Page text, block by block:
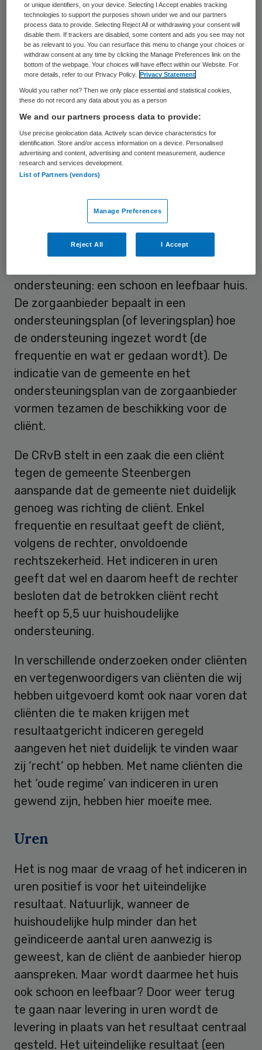
dat het toekennen van een aantal uren niet
betekent dat een client automatisch
geholpen is met zijn/haar probleem.
Gemeenten dienen, ongeacht de wijze van
indiceren of inkoop, regie te nemen en (ook)
een gewenst resultaat te monitoren. Pas
dan zet je het resultaat, in plaats van de
levering, van hulp centraal.
Bij de resultaatgericht indiceren bepaalt de
gemeente over het algemeen wat het
resultaat van de ondersteuning moet zijn.
ondersteuning: een schoon en leefbaar huis.
De zorgaanbieder bepaalt in een
ondersteuningsplan (of leveringsplan) hoe
de ondersteuning ingezet wordt (de
frequentie en wat er gedaan wordt). De
indicatie van de gemeente en het
ondersteuningsplan van de zorgaanbieder
vormen tezamen de beschikking voor de
cliënt.
De CRvB stelt in een zaak die een cliënt
tegen de gemeente Steenbergen
aanspande dat de gemeente niet duidelijk
genoeg was richting de cliënt. Enkel
frequentie en resultaat geeft de cliënt,
volgens de rechter, onvoldoende
rechtszekerheid. Het indiceren in uren
geeft dat wel en daarom heeft de rechter
besloten dat de betrokken cliënt recht
heeft op 5,5 uur huishoudelijke
ondersteuning.
In verschillende onderzoeken onder cliënten
en vertegenwoordigers van cliënten die wij
hebben uitgevoerd komt ook naar voren dat
cliënten die te maken krijgen met
resultaatgericht indiceren geregeld
aangeven het niet duidelijk te vinden waar
zij ‘recht’ op hebben. Met name cliënten die
het ‘oude regime’ van indiceren in uren
gewend zijn, hebben hier moeite mee.
Uren
Het is nog maar de vraag of het indiceren in
uren positief is voor het uiteindelijke
resultaat. Natuurlijk, wanneer de
huishoudelijke hulp minder dan het
geïndiceerde aantal uren aanwezig is
geweest, kan de cliënt de aanbieder hierop
aanspreken. Maar wordt daarmee het huis
ook schoon en leefbaar? Door weer terug
te gaan naar levering in uren wordt de
levering in plaats van het resultaat centraal
gesteld. Het uiteindelijke resultaat (een
or unique identifiers, on your device. Selecting I Accept enables tracking
technologies to support the purposes shown under we and our partners
process data to provide. Selecting Reject All or withdrawing your consent will
disable them. If trackers are disabled, some content and ads you see may not
be as relevant to you. You can resurface this menu to change your choices or
withdraw consent at any time by clicking the Manage Preferences link on the
bottom of the webpage. Your choices will have effect within our Website. For
more details, refer to our Privacy Policy.
Privacy Statement
Would you rather not? Then we only place essential and statistical cookies,
these do not record any data about you as a person
We and our partners process data to provide:
Use precise geolocation data. Actively scan device characteristics for
identification. Store and/or access information on a device. Personalised
advertising and content, advertising and content measurement, audience
research and services development.
List of Partners (vendors)
Manage Preferences
Reject All I Accept